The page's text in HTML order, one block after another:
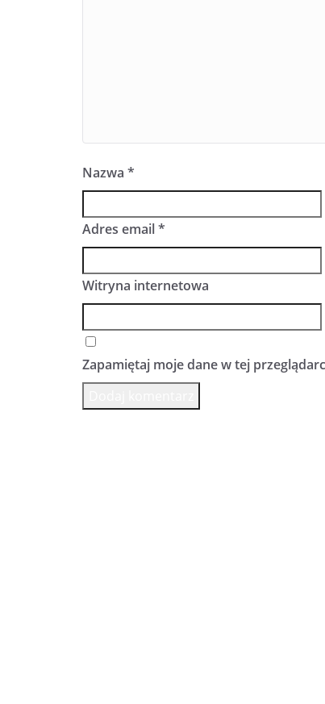
Nazwa *
Adres email*
Witryna internetowa
Zapamiętaj moje dane w tej